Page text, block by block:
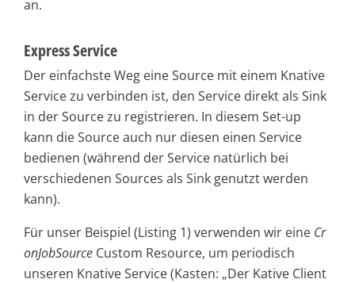
an.
Express Service
Der einfachste Weg eine Source mit einem Knative
Service zu verbinden ist, den Service direkt als Sink
in der Source zu registrieren. In diesem Set-up
kann die Source auch nur diesen einen Service
bedienen (während der Service natürlich bei
verschiedenen Sources als Sink genutzt werden
kann).
Für unser Beispiel (Listing 1) verwenden wir eine Cr
onJobSource Custom Resource, um periodisch
unseren Knative Service (Kasten: „Der Kative Client